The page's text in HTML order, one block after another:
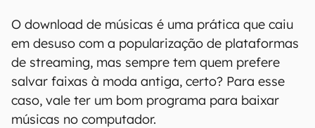
O download de músicas é uma prática que caiu
em desuso com a popularização de plataformas
de streaming, mas sempre tem quem prefere
salvar faixas à moda antiga, certo? Para esse
caso, vale ter um bom programa para baixar
músicas no computador.